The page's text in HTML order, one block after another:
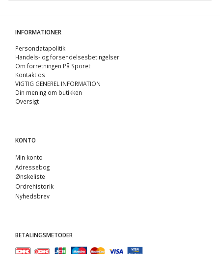
INFORMATIONER
Persondatapolitik
Handels- og forsendelsesbetingelser
Om forretningen På Sporet
Kontakt os
VIGTIG GENEREL INFORMATION
Din mening om butikken
Oversigt
KONTO
Min konto
Adressebog
Ønskeliste
Ordrehistorik
Nyhedsbrev
BETALINGSMETODER